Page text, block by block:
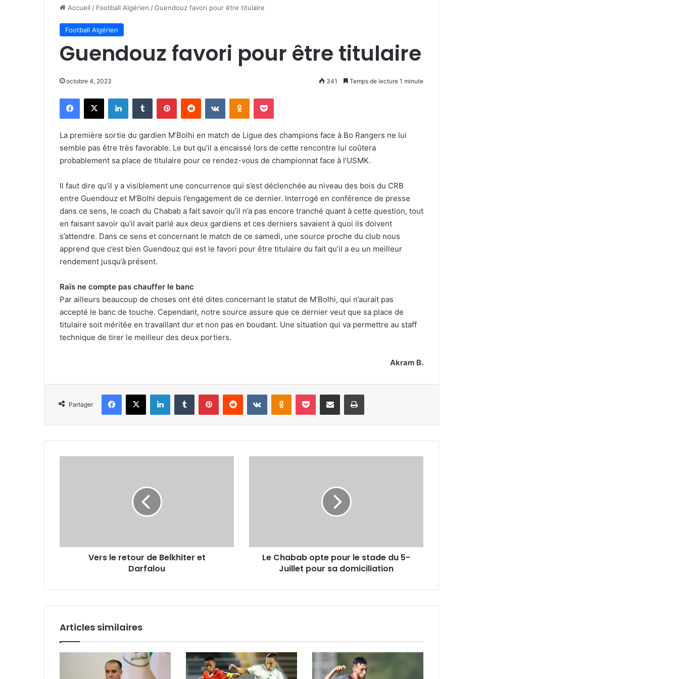
Accueil / Football Algérien /Guendouz favori pour être titulaire
Football Algérien
Guendouz favori pour être titulaire
octobre 4, 2023 341 Temps de lecture 1 minute
Facebook
X LinkedinTumblr PinterestReddit VKontakteOdnoklassniki
Pocket
La première sortie du gardien M’Bolhi en match de Ligue des champions face à Bo Rangers ne lui
semble pas être très favorable. Le but qu’il a encaissé lors de cette rencontre lui coûtera
probablement sa place de titulaire pour ce rendez-vous de championnat face à l’USMK.
Il faut dire qu’il y a visiblement une concurrence qui s’est déclenchée au niveau des bois du CRB
entre Guendouz et M’Bolhi depuis l’engagement de ce dernier. Interrogé en conférence de presse
dans ce sens, le coach du Chabab a fait savoir qu’il n’a pas encore tranché quant à cette question, tout
en faisant savoir qu’il avait parlé aux deux gardiens et ces derniers savaient à quoi ils doivent
s’attendre. Dans ce sens et concernant le match de ce samedi, une source proche du club nous
apprend que c’est bien Guendouz qui est le favori pour être titulaire du fait qu’il a eu un meilleur
rendement jusqu’à présent.
Raïs ne compte pas chauffer le banc
Par ailleurs beaucoup de choses ont été dites concernant le statut de M’Bolhi, qui n’aurait pas
accepté le banc de touche. Cependant, notre source assure que ce dernier veut que sa place de
titulaire soit méritée en travaillant dur et non pas en boudant. Une situation qui va permettre au staff
technique de tirer le meilleur des deux portiers.
Akram B.
Partager
Facebook
X LinkedinTumblr PinterestReddit VKontakteOdnoklassniki
Pocket Partager par email Imprimer
Vers le retour de Belkhiter et
Darfalou
Juillet
pourLe Chabab opte pour le stade du 5-
Juillet pour sa domiciliation
Articles similaires